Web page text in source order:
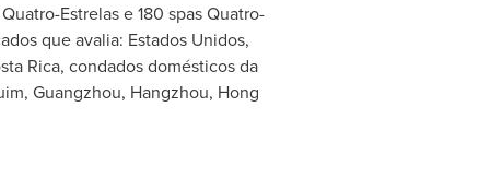
Estrelas e 180 spas Quatro-
que avalia: Estados Unidos,
Rica, condados domésticos da
Guangzhou, Hangzhou, Hong